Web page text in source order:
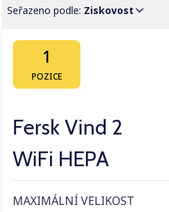
Seřazeno podle: Ziskovost
1
POZICE
Fersk Vind 2
WiFi HEPA
MAXIMÁLNÍ VELIKOST